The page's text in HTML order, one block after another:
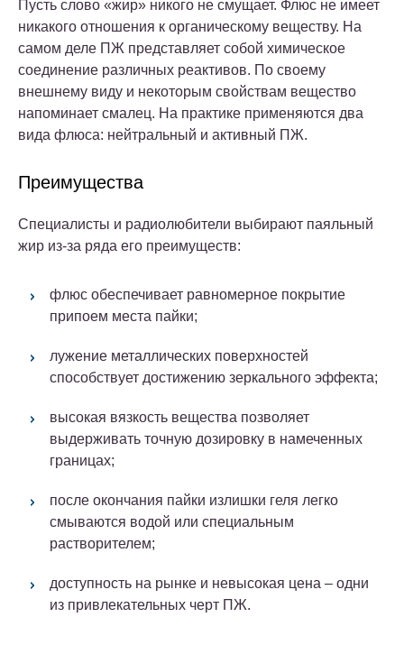
Пусть слово «жир» никого не смущает. Флюс не имеет
никакого отношения к органическому веществу. На
самом деле ПЖ представляет собой химическое
соединение различных реактивов. По своему
внешнему виду и некоторым свойствам вещество
напоминает смалец. На практике применяются два
вида флюса: нейтральный и активный ПЖ.
Преимущества
Специалисты и радиолюбители выбирают паяльный
жир из-за ряда его преимуществ:
флюс обеспечивает равномерное покрытие
припоем места пайки;
лужение металлических поверхностей
способствует достижению зеркального эффекта;
высокая вязкость вещества позволяет
выдерживать точную дозировку в намеченных
границах;
после окончания пайки излишки геля легко
смываются водой или специальным
растворителем;
доступность на рынке и невысокая цена – одни
из привлекательных черт ПЖ.